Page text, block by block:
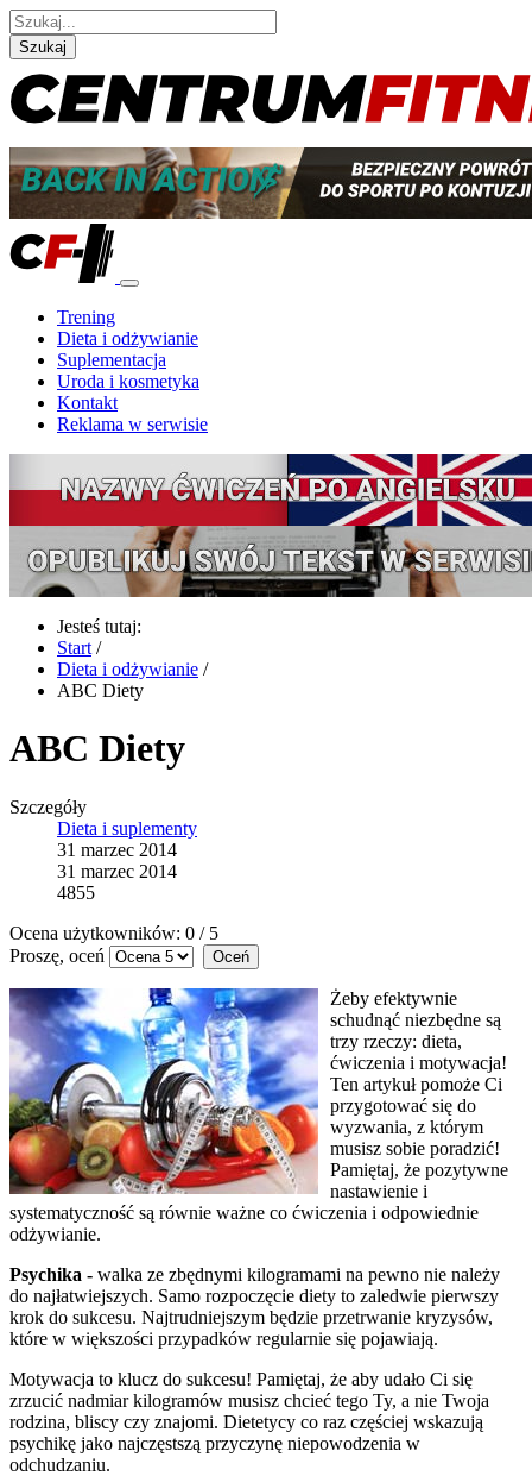
Szukaj
Trening
Dieta i odżywianie
Suplementacja
Uroda i kosmetyka
Kontakt
Reklama w serwisie
Jesteś tutaj:
Start /
Dieta i odżywianie /
ABC Diety
ABC Diety
Szczegóły
Dieta i suplementy
31 marzec 2014
31 marzec 2014
4855
Ocena użytkowników: 0 / 5
Proszę, oceń
Żeby efektywnie
schudnąć niezbędne są
trzy rzeczy: dieta,
ćwiczenia i motywacja!
Ten artykuł pomoże Ci
przygotować się do
wyzwania, z którym
musisz sobie poradzić!
Pamiętaj, że pozytywne
nastawienie i
systematyczność są równie ważne co ćwiczenia i odpowiednie
odżywianie.
Psychika - walka ze zbędnymi kilogramami na pewno nie należy
do najłatwiejszych. Samo rozpoczęcie diety to zaledwie pierwszy
krok do sukcesu. Najtrudniejszym będzie przetrwanie kryzysów,
które w większości przypadków regularnie się pojawiają.
Motywacja to klucz do sukcesu! Pamiętaj, że aby udało Ci się
zrzucić nadmiar kilogramów musisz chcieć tego Ty, a nie Twoja
rodzina, bliscy czy znajomi. Dietetycy co raz częściej wskazują
psychikę jako najczęstszą przyczynę niepowodzenia w
odchudzaniu.